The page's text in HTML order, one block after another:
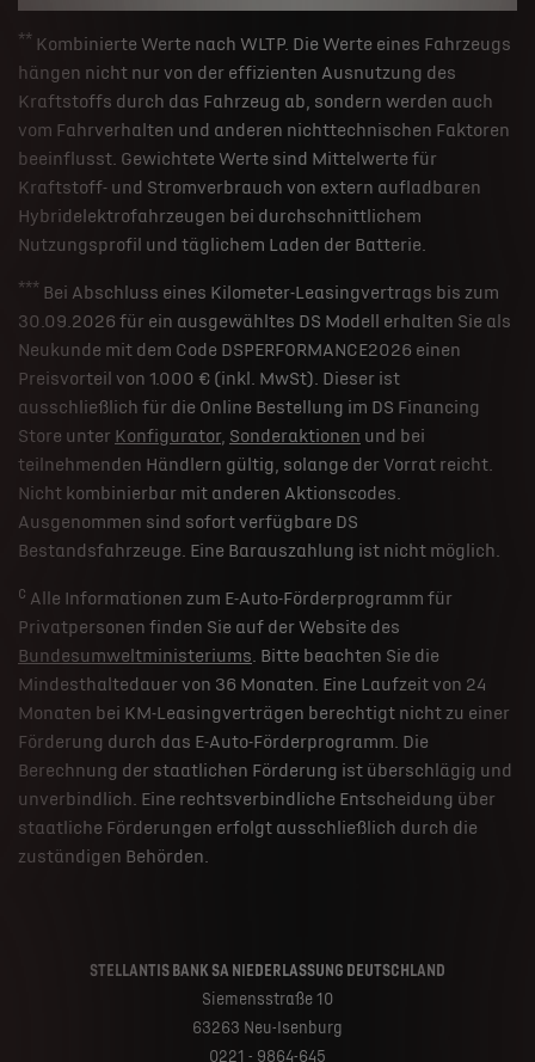
** Kombinierte Werte nach WLTP. Die Werte eines Fahrzeugs
hängen nicht nur von der effizienten Ausnutzung des
Kraftstoffs durch das Fahrzeug ab, sondern werden auch
vom Fahrverhalten und anderen nichttechnischen Faktoren
beeinflusst. Gewichtete Werte sind Mittelwerte für
Kraftstoff- und Stromverbrauch von extern aufladbaren
Hybridelektrofahrzeugen bei durchschnittlichem
Nutzungsprofil und täglichem Laden der Batterie.
*** Bei Abschluss eines Kilometer-Leasingvertrags bis zum
30.09.2026 für ein ausgewähltes DS Modell erhalten Sie als
Neukunde mit dem Code DSPERFORMANCE2026 einen
Preisvorteil von 1.000 € (inkl. MwSt). Dieser ist
ausschließlich für die Online Bestellung im DS Financing
Store unter Konfigurator, Sonderaktionen und bei
teilnehmenden Händlern gültig, solange der Vorrat reicht.
Nicht kombinierbar mit anderen Aktionscodes.
Ausgenommen sind sofort verfügbare DS
Bestandsfahrzeuge. Eine Barauszahlung ist nicht möglich.
c Alle Informationen zum E-Auto-Förderprogramm für
Privatpersonen finden Sie auf der Website des
Bundesumweltministeriums. Bitte beachten Sie die
Mindesthaltedauer von 36 Monaten. Eine Laufzeit von 24
Monaten bei KM-Leasingverträgen berechtigt nicht zu einer
Förderung durch das E-Auto-Förderprogramm. Die
Berechnung der staatlichen Förderung ist überschlägig und
unverbindlich. Eine rechtsverbindliche Entscheidung über
staatliche Förderungen erfolgt ausschließlich durch die
zuständigen Behörden.
STELLANTIS BANK SA NIEDERLASSUNG DEUTSCHLAND
Siemensstraße 10
63263 Neu-Isenburg
0221 - 9864-645